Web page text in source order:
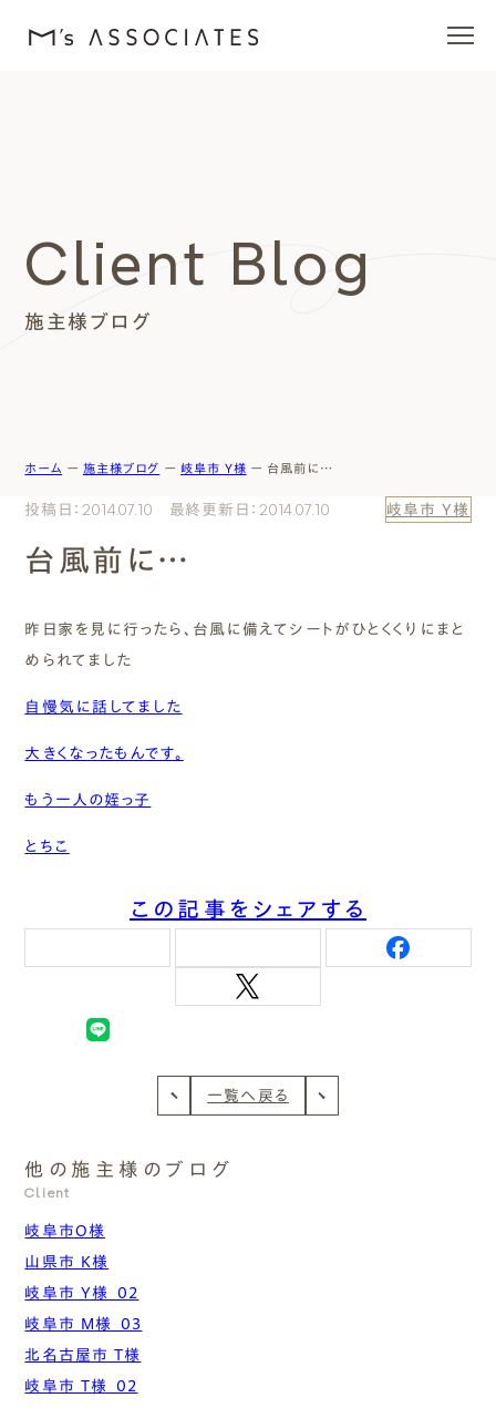
エムズを愛する人たち
施工事例
エムズのこと
モデルハウスを見る
施主様ブログ
Client Blog
ホーム ー 施主様ブログ ー 岐阜市 Y様 ー 台風前に…
投稿日：2014.07.10 最終更新日：2014.07.10 岐阜市 Y様
台風前に…
昨日家を見に行ったら、台風に備えてシートがひとくくりにまと
められてました
自慢気に話してました
大きくなったもんです。
もう一人の姪っ子
とちこ
この記事をシェアする
一覧へ戻る
他の施主様のブログ
Client
岐阜市O様
山県市 K様
岐阜市 Y様_02
岐阜市 M様_03
北名古屋市 T様
岐阜市 T様_02